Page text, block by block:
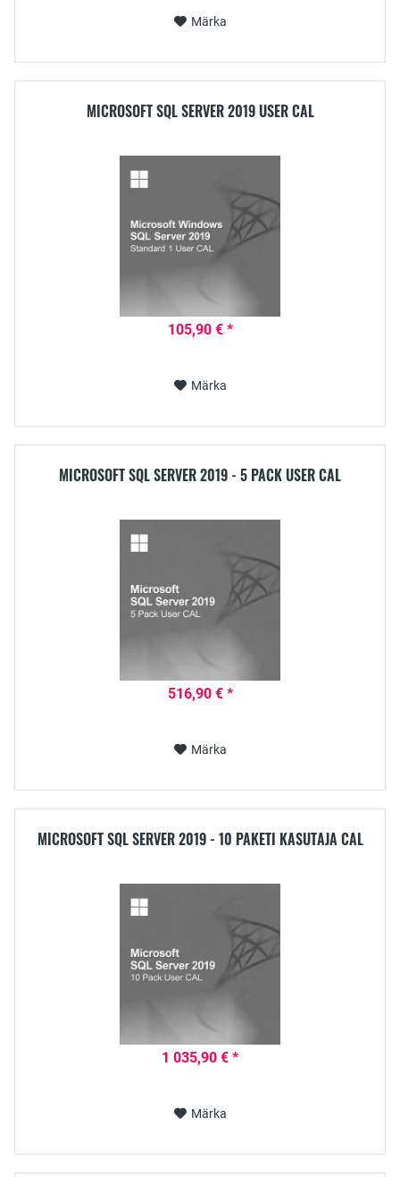
Märka
MICROSOFT SQL SERVER 2019 USER CAL
105,90 € *
Märka
MICROSOFT SQL SERVER 2019 - 5 PACK USER CAL
516,90 € *
Märka
MICROSOFT SQL SERVER 2019 - 10 PAKETI KASUTAJA CAL
1 035,90 € *
Märka